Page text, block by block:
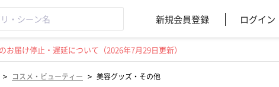
新規会員登録 ログイン
お届け停止・遅延について（2026年7月29日更新）
> コスメ・ビューティー > 美容グッズ・その他